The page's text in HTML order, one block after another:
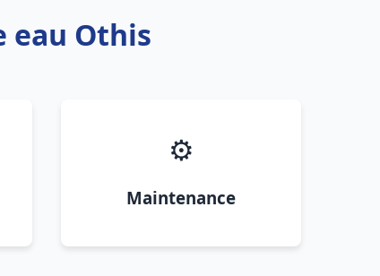
eau Othis
⚙️
Maintenance